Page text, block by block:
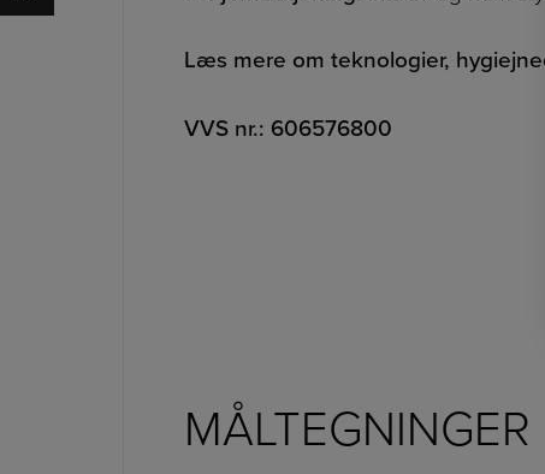
Læs mere om teknologier,
VVS nr.: 606576800
MÅLTEGNINGER